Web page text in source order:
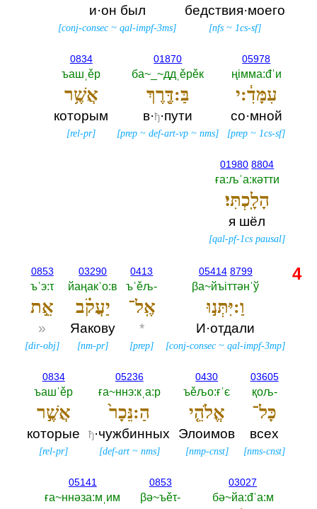
бедствия·моего
[nfs ~1cs-sf]
и·он был
[conj-consec ~qal-impf-3ms]
05978
ңiмма:đˈи
עִמָּדִ֔:י
со·мной
[prep ~1cs-sf]
01870
ба~_~ддˌěрěк
בַּ:דֶּ֖רֶךְ
в·ђ·пути
[prep ~def-art-vp ~nms]
0834
ъашˌěр
אֲשֶׁ֥ר
которым
[rel-pr]
01980 8804
ға:љˈа:кәтти
הָלָֽכְתִּי׃
я шёл
[qal-pf-1cs pausal]
05414 8799
βа~йъiттәнˈў
וַ:יִּתְּנ֣וּ
И·отдали
[conj-consec ~qal-impf-3mp]
0413
ъˈěљ-‎
אֶֽל־
*
[prep]
03290
йаңакˈо:в
יַעֲקֹ֗ב
Яакову
[nm-pr]
0853
ъˈэ:τ
אֵ֣ת
»
[dir-obj]
03605
қољ-‎
כָּל־
всех
[nms-cnst]
0430
ъěљо:ғˈє
אֱלֹהֵ֤י
Элоимов
[nmp-cnst]
05236
ға~ннэ:кˌа:р
הַ:נֵּכָר֙
ђ·чужбинных
[def-art~ nms]
0834
ъашˈěр
אֲשֶׁ֣ר
которые
[rel-pr]
03027
бә~йа:đˈа:м
0853
βә~ъěτ-‎
05141
ға~ннәза:мˌим
4